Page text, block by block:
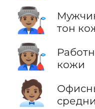
👨🏽‍🏭
тон
👩🏽‍🏭
кожи
🧑🏽‍💼